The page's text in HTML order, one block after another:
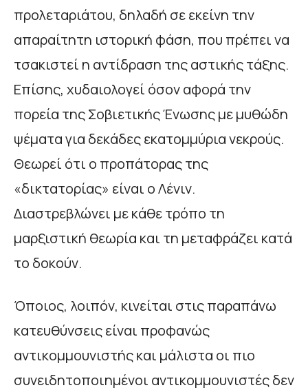
προλεταριάτου, δηλαδή σε εκείνη την
απαραίτητη ιστορική φάση, που πρέπει να
τσακιστεί η αντίδραση της αστικής τάξης.
Επίσης, χυδαιολογεί όσον αφορά την
πορεία της Σοβιετικής Ένωσης με μυθώδη
ψέματα για δεκάδες εκατομμύρια νεκρούς.
Θεωρεί ότι ο προπάτορας της
«δικτατορίας» είναι ο Λένιν.
Διαστρεβλώνει με κάθε τρόπο τη
μαρξιστική θεωρία και τη μεταφράζει κατά
το δοκούν.
Όποιος, λοιπόν, κινείται στις παραπάνω
κατευθύνσεις είναι προφανώς
αντικομμουνιστής και μάλιστα οι πιο
συνειδητοποιημένοι αντικομμουνιστές δεν